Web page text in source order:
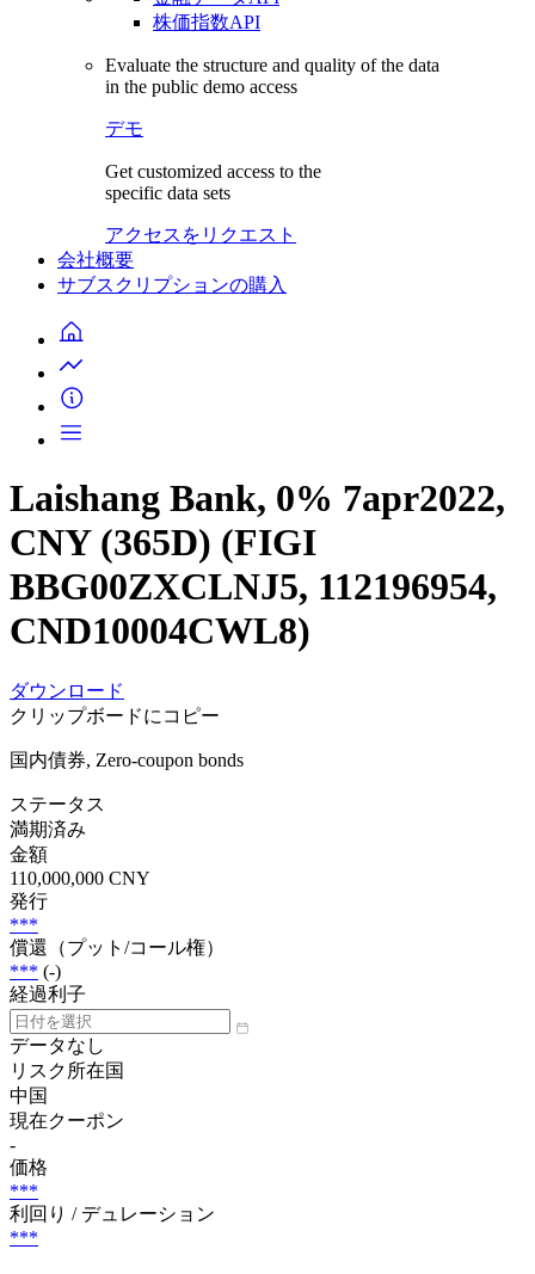
株価指数API
Evaluate the structure and quality of the data
in the public demo access
デモ
Get customized access to the
specific data sets
アクセスをリクエスト
会社概要
サブスクリプションの購入
Laishang Bank, 0% 7apr2022,
CNY (365D) (FIGI
BBG00ZXCLNJ5, 112196954,
CND10004CWL8)
ダウンロード
クリップボードにコピー
国内債券, Zero-coupon bonds
ステータス
満期済み
金額
110,000,000 CNY
発行
***
償還（プット/コール権）
*** (-)
経過利子
データなし
リスク所在国
中国
現在クーポン
-
価格
***
利回り / デュレーション
***